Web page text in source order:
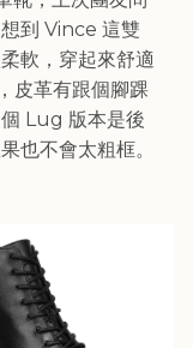
到 Vince 這雙
軟，穿起來舒適
皮革有跟個腳踝
Lug 版本是後
也不會太粗框。